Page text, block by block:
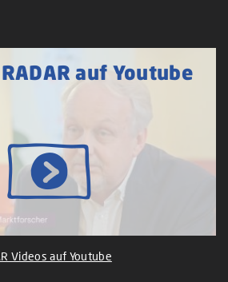
auf Youtube
Videos auf Youtube